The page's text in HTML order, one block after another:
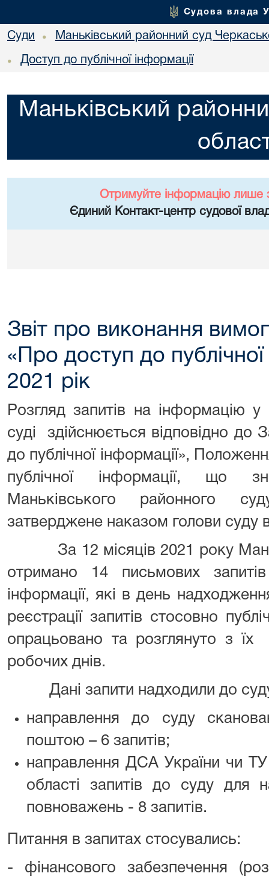
Судова влада
Суди • Маньківський районний суд
• Доступ до публічної інформації
Маньківський
Отримуйте інформацію лише
Єдиний Контакт-центр судової
Звіт про виконання
«Про доступ до публічної
2021 рік
Розгляд запитів на інформацію
суді здійснюється відповідно до
до публічної інформації»,
публічної інформації, що
Маньківського районного
затверджене наказом голови
За 12 місяців 2021 року
отримано 14 письмових
інформації, які в день
реєстрації запитів стосовно
опрацьовано та розглянуто з
робочих днів.
Дані запити надходили до
направлення до суду
поштою – 6 запитів;
направлення ДСА України чи
області запитів до суду для
повноважень - 8 запитів.
Питання в запитах стосувались:
- фінансового забезпечення